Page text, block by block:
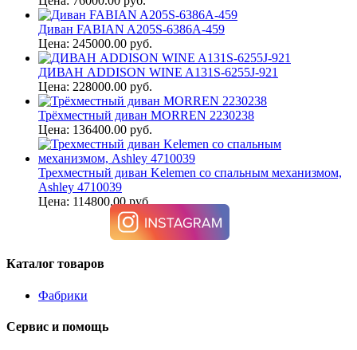
Диван FABIAN A205S-6386A-459
Цена: 245000.00 руб.
ДИВАН ADDISON WINE A131S-6255J-921
Цена: 228000.00 руб.
Трёхместный диван MORREN 2230238
Цена: 136400.00 руб.
Трехместный диван Kelemen со спальным механизмом,
Ashley 4710039
Цена: 114800.00 руб.
Каталог товаров
Фабрики
Сервис и помощь